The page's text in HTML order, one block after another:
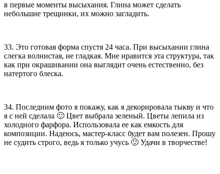
в первые моменты высыхания. Глина может сделать
небольшие трещинки, их можно загладить.
33. Это готовая форма спустя 24 часа. При высыхании глина
слегка волнистая, не гладкая. Мне нравится эта структура, так
как при окрашивании она выглядит очень естественно, без
натертого блеска.
34. Последним фото я покажу, как я декорировала тыкву и что
я с ней сделала 🙂 Цвет выбрала зеленый. Цветы лепила из
холодного фарфора. Использовала ее как емкость для
композиции. Надеюсь, мастер-класс будет вам полезен. Прошу
не судить строго, ведь я только учусь 🙂 Удачи в творчестве!